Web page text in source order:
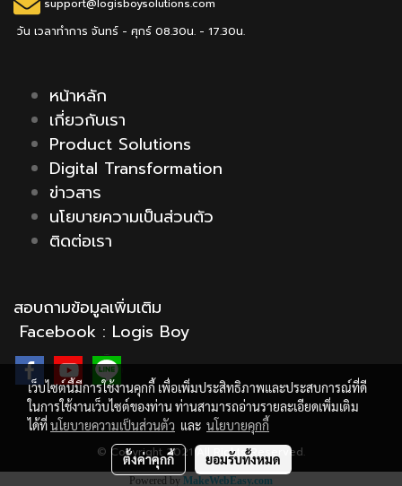
support@logisboysolutions.com
วัน เวลาทำการ จันทร์ - ศุกร์ 08.30น. - 17.30น.
หน้าหลัก
เกี่ยวกับเรา
Product Solutions
Digital Transformation
ข่าวสาร
นโยบายความเป็นส่วนตัว
ติดต่อเรา
สอบถามข้อมูลเพิ่มเติม
Facebook : Logis Boy
© Copyright 2021 All Rights Reserved.
Powered by MakeWebEasy.com
เว็บไซต์นี้มีการใช้งานคุกกี้ เพื่อเพิ่มประสิทธิภาพและประสบการณ์ที่ดี
ในการใช้งานเว็บไซต์ของท่าน ท่านสามารถอ่านรายละเอียดเพิ่มเติม
ได้ที่นโยบายความเป็นส่วนตัว และ นโยบายคุกกี้
ตั้งค่าคุกกี้ ยอมรับทั้งหมด